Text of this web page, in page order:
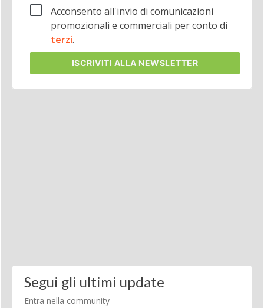
Acconsento all'invio di comunicazioni
promozionali e commerciali per conto di
terzi.
ISCRIVITI ALLA NEWSLETTER
Segui gli ultimi update
Entra nella community